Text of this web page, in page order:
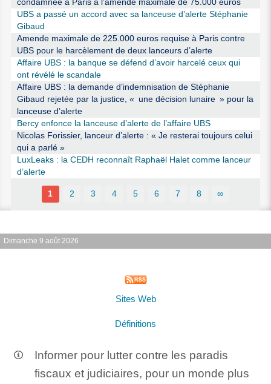
condamnée à Paris à l’amende maximale de 75.000 euros
UBS a passé un accord avec sa lanceuse d’alerte Stéphanie
Gibaud
Amende maximale de 225.000 euros requise à Paris contre
UBS pour le harcèlement de deux lanceurs d’alerte
Affaire UBS : la banque se défend d’avoir harcelé ceux qui
ont révélé le scandale
Affaire UBS : la demande d’indemnisation de Stéphanie
Gibaud rejetée par la justice, « une décision lunaire » pour la
lanceuse d’alerte
Bercy enfonce la lanceuse d’alerte de l’affaire UBS
Nicolas Forissier, lanceur d’alerte : « Je resterai toujours celui
qui a parlé »
LuxLeaks : la CEDH reconnaît Raphaël Halet comme lanceur
d’alerte
1 2 3 4 5 6 7 8 ∞
Dimanche 9 août 2026
Sites Web
Définitions
Informer pour lutter contre les paradis
fiscaux et judiciaires, pour un monde plus